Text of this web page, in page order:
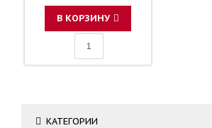
В КОРЗИНУ
КАТЕГОРИИ